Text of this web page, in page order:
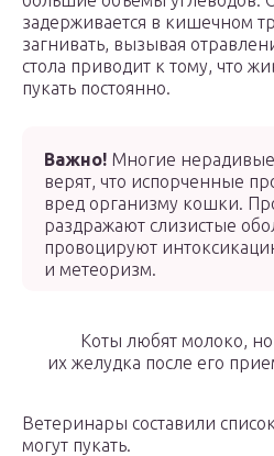
задерживается в кишечном
загнивать, вызывая
стола приводит к тому, что
пукать постоянно.
Важно! Многие
верят, что испорченные
вред организму кошки.
раздражают слизистые
провоцируют
и метеоризм.
Коты любят молоко, но
их желудка после его
Ветеринары составили
могут пукать.